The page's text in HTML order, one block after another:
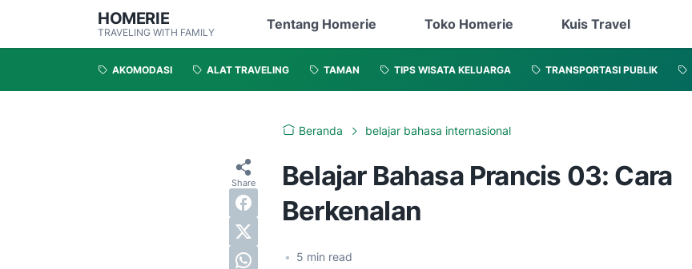
HOMERIE
TRAVELING WITH FAMILY
Tentang Homerie Toko Homerie Kuis Travel
AKOMODASI ALAT TRAVELING TAMAN TIPS WISATA KELUARGA TRANSPORTASI PUBLIK
Beranda belajar bahasa internasional
Belajar Bahasa Prancis 03: Cara
Berkenalan
• 5 min read